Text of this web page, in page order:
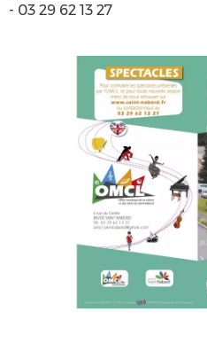
- 03 29 62 13 27